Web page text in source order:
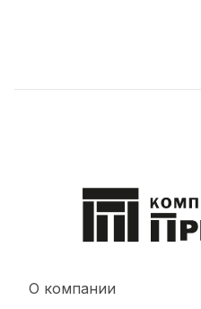
О компании